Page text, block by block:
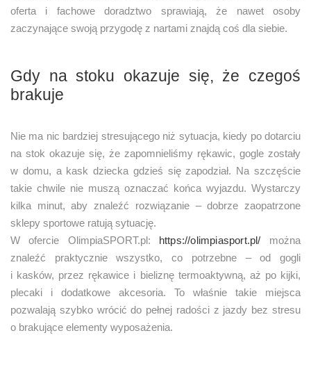
oferta i fachowe doradztwo sprawiają, że nawet osoby
zaczynające swoją przygodę z nartami znajdą coś dla siebie.
Gdy na stoku okazuje się, że czegoś
brakuje
Nie ma nic bardziej stresującego niż sytuacja, kiedy po dotarciu
na stok okazuje się, że zapomnieliśmy rękawic, gogle zostały
w domu, a kask dziecka gdzieś się zapodział. Na szczęście
takie chwile nie muszą oznaczać końca wyjazdu. Wystarczy
kilka minut, aby znaleźć rozwiązanie – dobrze zaopatrzone
sklepy sportowe ratują sytuację.
W ofercie OlimpiaSPORT.pl: https://olimpiasport.pl/ można
znaleźć praktycznie wszystko, co potrzebne – od gogli
i kasków, przez rękawice i bieliznę termoaktywną, aż po kijki,
plecaki i dodatkowe akcesoria. To właśnie takie miejsca
pozwalają szybko wrócić do pełnej radości z jazdy bez stresu
o brakujące elementy wyposażenia.